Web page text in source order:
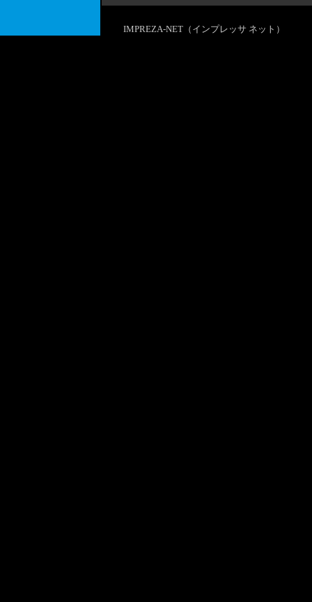
IMPREZA-NET（インプレッサ ネット）